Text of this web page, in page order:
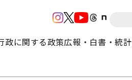
政に関する政策広報・白書・統計